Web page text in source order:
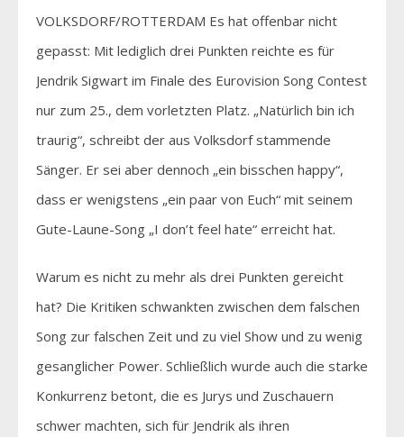
VOLKSDORF/ROTTERDAM Es hat offenbar nicht
gepasst: Mit lediglich drei Punkten reichte es für
Jendrik Sigwart im Finale des Eurovision Song Contest
nur zum 25., dem vorletzten Platz. „Natürlich bin ich
traurig“, schreibt der aus Volksdorf stammende
Sänger. Er sei aber dennoch „ein bisschen happy“,
dass er wenigstens „ein paar von Euch“ mit seinem
Gute-Laune-Song „I don’t feel hate“ erreicht hat.
Warum es nicht zu mehr als drei Punkten gereicht
hat? Die Kritiken schwankten zwischen dem falschen
Song zur falschen Zeit und zu viel Show und zu wenig
gesanglicher Power. Schließlich wurde auch die starke
Konkurrenz betont, die es Jurys und Zuschauern
schwer machten, sich für Jendrik als ihren